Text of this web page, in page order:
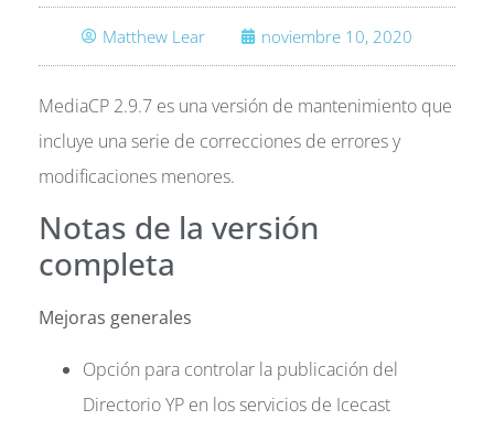
Matthew Lear noviembre 10, 2020
MediaCP 2.9.7 es una versión de mantenimiento que
incluye una serie de correcciones de errores y
modificaciones menores.
Notas de la versión
completa
Mejoras generales
Opción para controlar la publicación del
Directorio YP en los servicios de Icecast